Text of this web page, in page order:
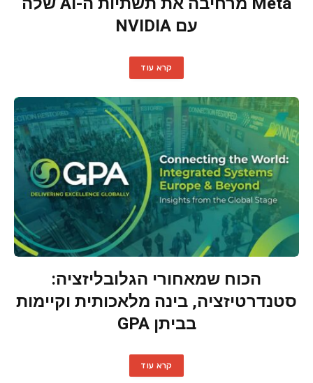
עם NVIDIA
קרא עוד
הכוח שמאחורי הגלובליזציה:
סטנדרטיזציה, בינה מלאכותית וקיימות
בביתן GPA
קרא עוד